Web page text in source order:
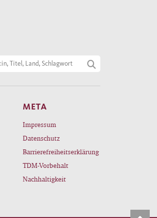
META
Impressum
Datenschutz
Barrierefreiheitserklärung
TDM-Vorbehalt
Nachhaltigkeit